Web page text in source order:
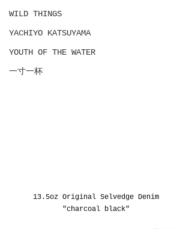
WILD THINGS
YACHIYO KATSUYAMA
YOUTH OF THE WATER
一寸一杯
13.5oz Original Selvedge Denim
"charcoal black"